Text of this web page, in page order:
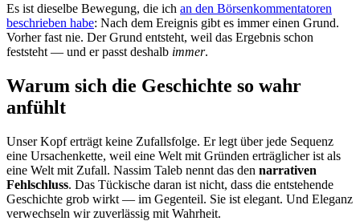
Es ist dieselbe Bewegung, die ich an den Börsenkommentatoren
beschrieben habe: Nach dem Ereignis gibt es immer einen Grund.
Vorher fast nie. Der Grund entsteht, weil das Ergebnis schon
feststeht — und er passt deshalb immer.
Warum sich die Geschichte so wahr
anfühlt
Unser Kopf erträgt keine Zufallsfolge. Er legt über jede Sequenz
eine Ursachenkette, weil eine Welt mit Gründen erträglicher ist als
eine Welt mit Zufall. Nassim Taleb nennt das den narrativen
Fehlschluss. Das Tückische daran ist nicht, dass die entstehende
Geschichte grob wirkt — im Gegenteil. Sie ist elegant. Und Eleganz
verwechseln wir zuverlässig mit Wahrheit.